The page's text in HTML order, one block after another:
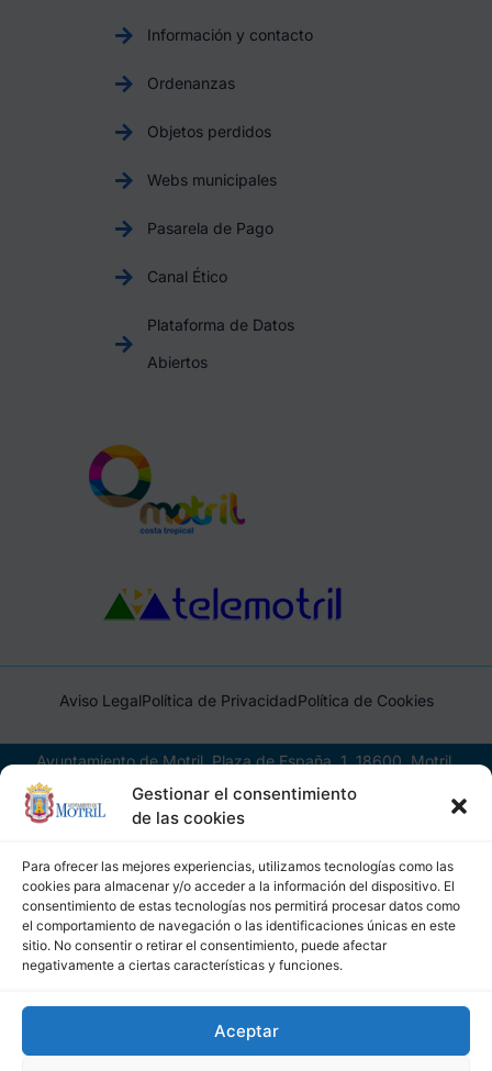
Gestionar el consentimiento
de las cookies
Para ofrecer las mejores experiencias, utilizamos tecnologías como las
cookies para almacenar y/o acceder a la información del dispositivo. El
consentimiento de estas tecnologías nos permitirá procesar datos como
el comportamiento de navegación o las identificaciones únicas en este
sitio. No consentir o retirar el consentimiento, puede afectar
negativamente a ciertas características y funciones.
Aceptar
Información y contacto
Ordenanzas
Objetos perdidos
Webs municipales
Pasarela de Pago
Canal Ético
Plataforma de Datos
Abiertos
Aviso LegalPolítica de PrivacidadPolítica de Cookies
Ayuntamiento de Motril, Plaza de España, 1, 18600, Motril,
(Granada), CIF: P1814200J, DIR3: L01181400